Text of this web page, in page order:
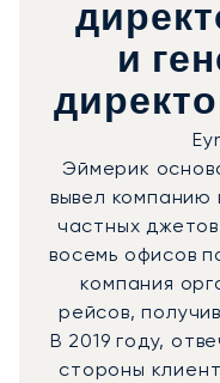
и
Эймерик
вывел компанию
частных
восемь офисов
компания
рейсов,
В 2019 году,
стороны